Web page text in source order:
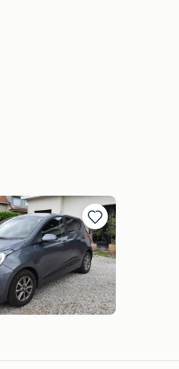
Bewaren
in
Mijn
Favorieten